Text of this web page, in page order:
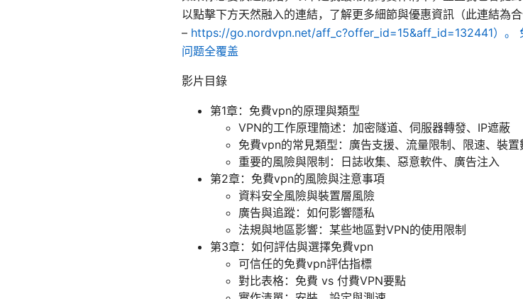
以點擊下方天然融入的連結，了解更多細節與優惠資訊（此連結為
– https://go.nordvpn.net/aff_c?offer_id=15&aff_id=132441）。
问题全覆盖
影片目錄
第1章：免費vpn的原理與類型
VPN的工作原理簡述：加密隧道、伺服器轉發、IP遮蔽
免費vpn的常見類型：廣告支援、流量限制、限速、裝置
重要的風險與限制：日誌收集、惡意軟件、廣告注入
第2章：免費vpn的風險與注意事項
資料安全風險與裝置層風險
廣告與追蹤：如何影響隱私
法規與地區影響：某些地區對VPN的使用限制
第3章：如何評估與選擇免費vpn
可信任的免費vpn評估指標
對比表格：免費 vs 付費VPN要點